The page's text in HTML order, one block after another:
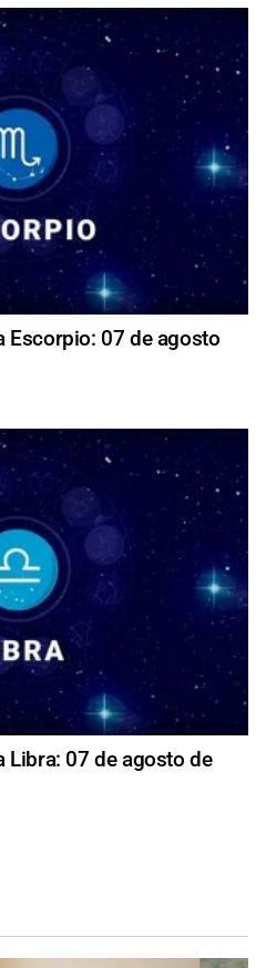
Escorpio: 07 de agosto
Libra: 07 de agosto de